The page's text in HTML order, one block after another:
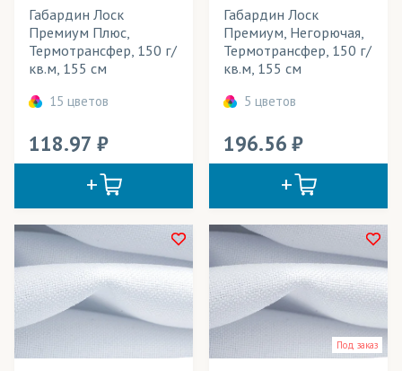
Баскетбольная сетка
(трикотаж)
Бифлекс(трикотаж)
БлекАут/Блэкаут
Бэклайт(ткани)
(трикотаж)
Велюр(ткани)
Вуаль(ткани)
Габардин(ткани)
ГрейБэк
(ткани)
Серый габардин
Коричневый габардин
Габардин темно-синий
Габардин розовый
Габардин красный
Габардин зеленый
Габардин желтый
Габардин голубой
Шторы из габардина
Габардин бордовый
Габардин белый
Габардин бежевый
Габардин Лоск
Премиум Плюс,
Термотрансфер, 150 г/
кв.м, 155 см
15 цветов
118.97
Габардин Лоск
Премиум, Негорючая,
Термотрансфер, 150 г/
кв.м, 155 см
5 цветов
196.56
Под заказ